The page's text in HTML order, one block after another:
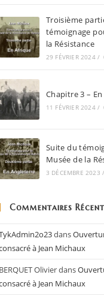
Troisième
témoignage
la Résistance
29 FÉVRIER 2024 /
Chapitre 3 –
11 FÉVRIER 2024 /
Suite du
Musée de la
3 DÉCEMBRE 2023 /
Commentaires
dans
à Jean Michaux
BERQUET Olivierdans
à Jean Michaux